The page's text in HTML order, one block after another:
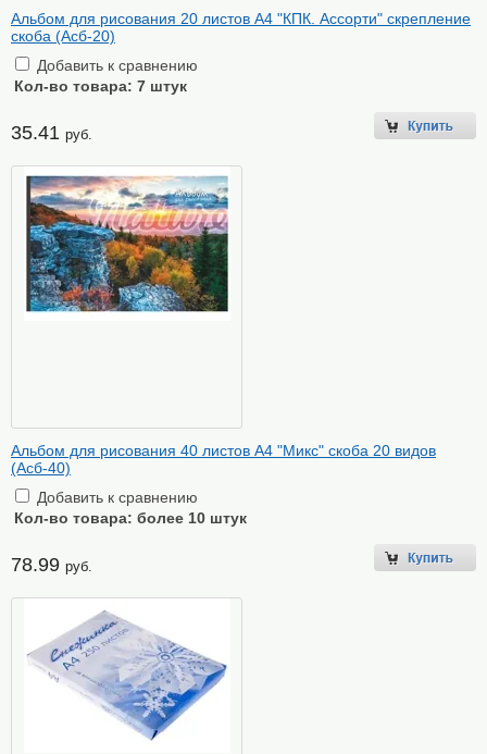
Альбом для рисования 20 листов А4 "КПК. Ассорти" скрепление
скоба (Асб-20)
Добавить к сравнению
Кол-во товара: 7 штук
35.41 руб.
Альбом для рисования 40 листов А4 "Микс" скоба 20 видов
(Асб-40)
Добавить к сравнению
Кол-во товара: более 10 штук
78.99 руб.